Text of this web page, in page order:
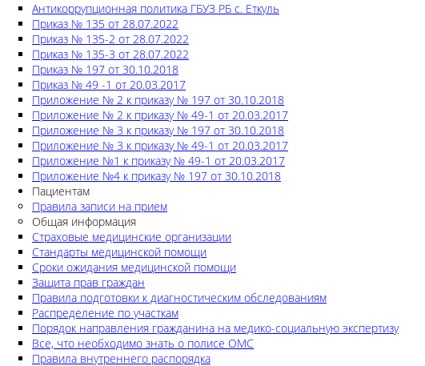
Антикоррупционная политика ГБУЗ РБ с. Еткуль
Приказ № 135 от 28.07.2022
Приказ № 135-2 от 28.07.2022
Приказ № 135-3 от 28.07.2022
Приказ № 197 от 30.10.2018
Приказ № 49 -1 от 20.03.2017
Приложение № 2 к приказу № 197 от 30.10.2018
Приложение № 2 к приказу № 49-1 от 20.03.2017
Приложение № 3 к приказу № 197 от 30.10.2018
Приложение № 3 к приказу № 49-1 от 20.03.2017
Приложение №1 к приказу № 49-1 от 20.03.2017
Приложение №4 к приказу № 197 от 30.10.2018
Пациентам
Правила записи на прием
Общая информация
Страховые медицинские организации
Стандарты медицинской помощи
Сроки ожидания медицинской помощи
Защита прав граждан
Правила подготовки к диагностическим обследованиям
Распределение по участкам
Порядок направления гражданина на медико-социальную экспертизу
Все, что необходимо знать о полисе ОМС
Правила внутреннего распорядка